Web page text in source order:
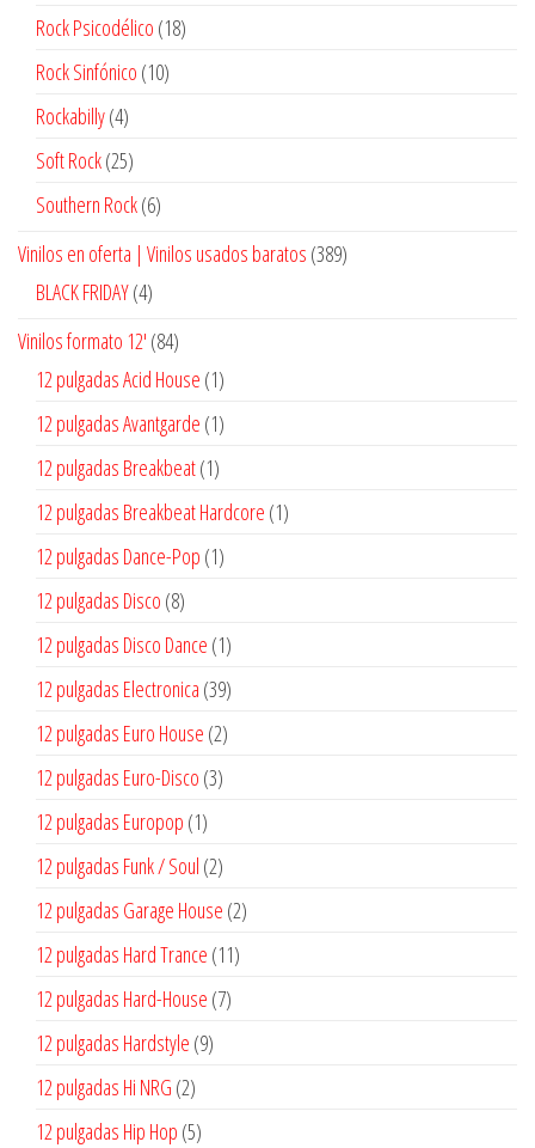
productos
Rock Psicodélico 1818
Rock Sinfónico 1010
Rockabilly 44
productos
Soft Rock 2525
productos
Southern Rock 66
Vinilos en oferta | Vinilos usados baratos 389389
BLACK FRIDAY 44
Vinilos formato 12' 8484
productos
12 pulgadas Acid House 11
producto
12 pulgadas Avantgarde 11
12 pulgadas Breakbeat 11
producto
12 pulgadas Breakbeat Hardcore 11
12 pulgadas Dance-Pop 11
12 pulgadas Disco 88
productos
12 pulgadas Disco Dance 11
producto
12 pulgadas Electronica 3939
productos
12 pulgadas Euro House 22
12 pulgadas Euro-Disco 33
12 pulgadas Europop 11
producto
12 pulgadas Funk / Soul 22
productos
12 pulgadas Garage House 22
12 pulgadas Hard Trance 1111
12 pulgadas Hard-House 77
12 pulgadas Hardstyle 99
12 pulgadas Hi NRG 22
productos
12 pulgadas Hip Hop 55